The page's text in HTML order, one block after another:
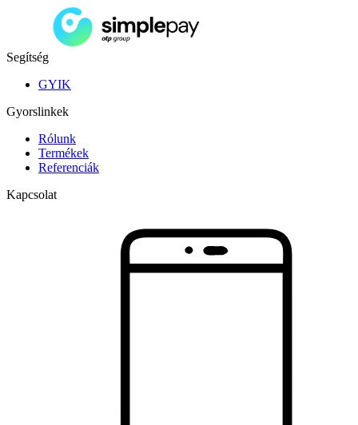
Segítség
GYIK
Gyorslinkek
Rólunk
Termékek
Referenciák
Kapcsolat